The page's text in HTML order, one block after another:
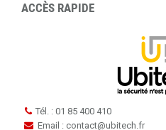
ACCÈS RAPIDE
Tél. : 01 85 400 410
Email : contact@ubitech.fr